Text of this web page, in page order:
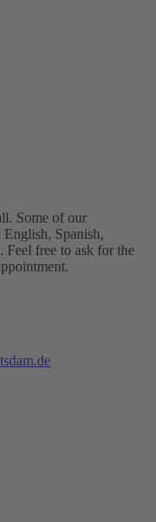
Some of our
English, Spanish,
Feel free to ask for the